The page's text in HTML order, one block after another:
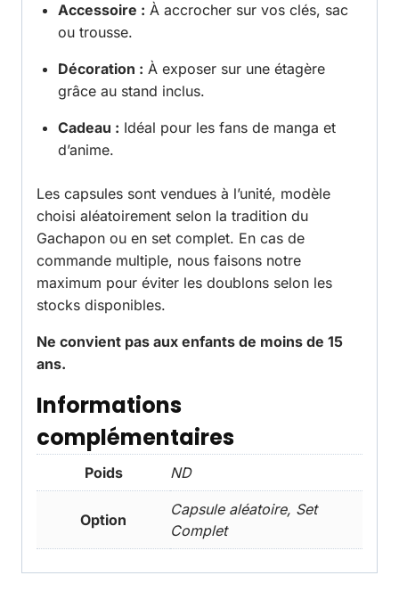
Accessoire : À accrocher sur vos clés, sac
ou trousse.
Décoration : À exposer sur une étagère
grâce au stand inclus.
Cadeau : Idéal pour les fans de manga et
d’anime.
Les capsules sont vendues à l’unité, modèle
choisi aléatoirement selon la tradition du
Gachapon ou en set complet. En cas de
commande multiple, nous faisons notre
maximum pour éviter les doublons selon les
stocks disponibles.
Ne convient pas aux enfants de moins de 15
ans.
Informations
complémentaires
Poids ND
Option
Capsule aléatoire, Set
Complet